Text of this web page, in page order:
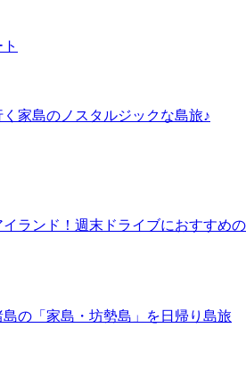
家島のノスタルジックな島旅♪
ランド！週末ドライブにおすすめの
の「家島・坊勢島」を日帰り島旅